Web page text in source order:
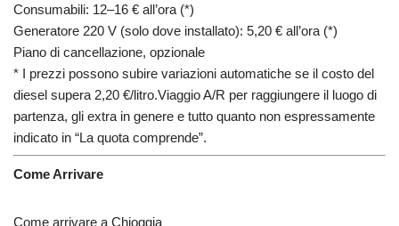
Consumabili: 12–16 € all’ora (*)
Generatore 220 V (solo dove installato): 5,20 € all’ora (*)
Piano di cancellazione, opzionale
* I prezzi possono subire variazioni automatiche se il costo del
diesel supera 2,20 €/litro.Viaggio A/R per raggiungere il luogo di
partenza, gli extra in genere e tutto quanto non espressamente
indicato in “La quota comprende”.
Come Arrivare
Come arrivare a Chioggia